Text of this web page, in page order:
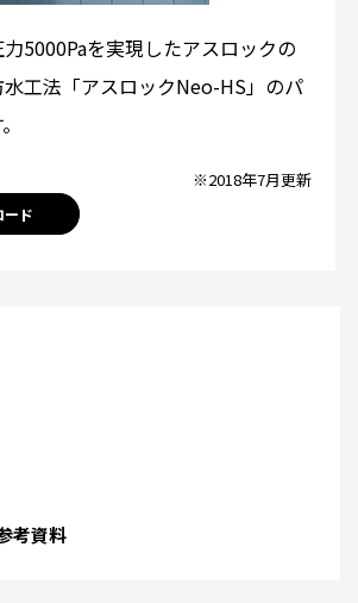
5000Paを実現したアスロックの
工法「アスロックNeo-HS」のパ
※2018年7月更新
ード
考資料